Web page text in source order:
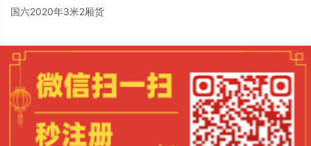
国六2020年3米2厢货